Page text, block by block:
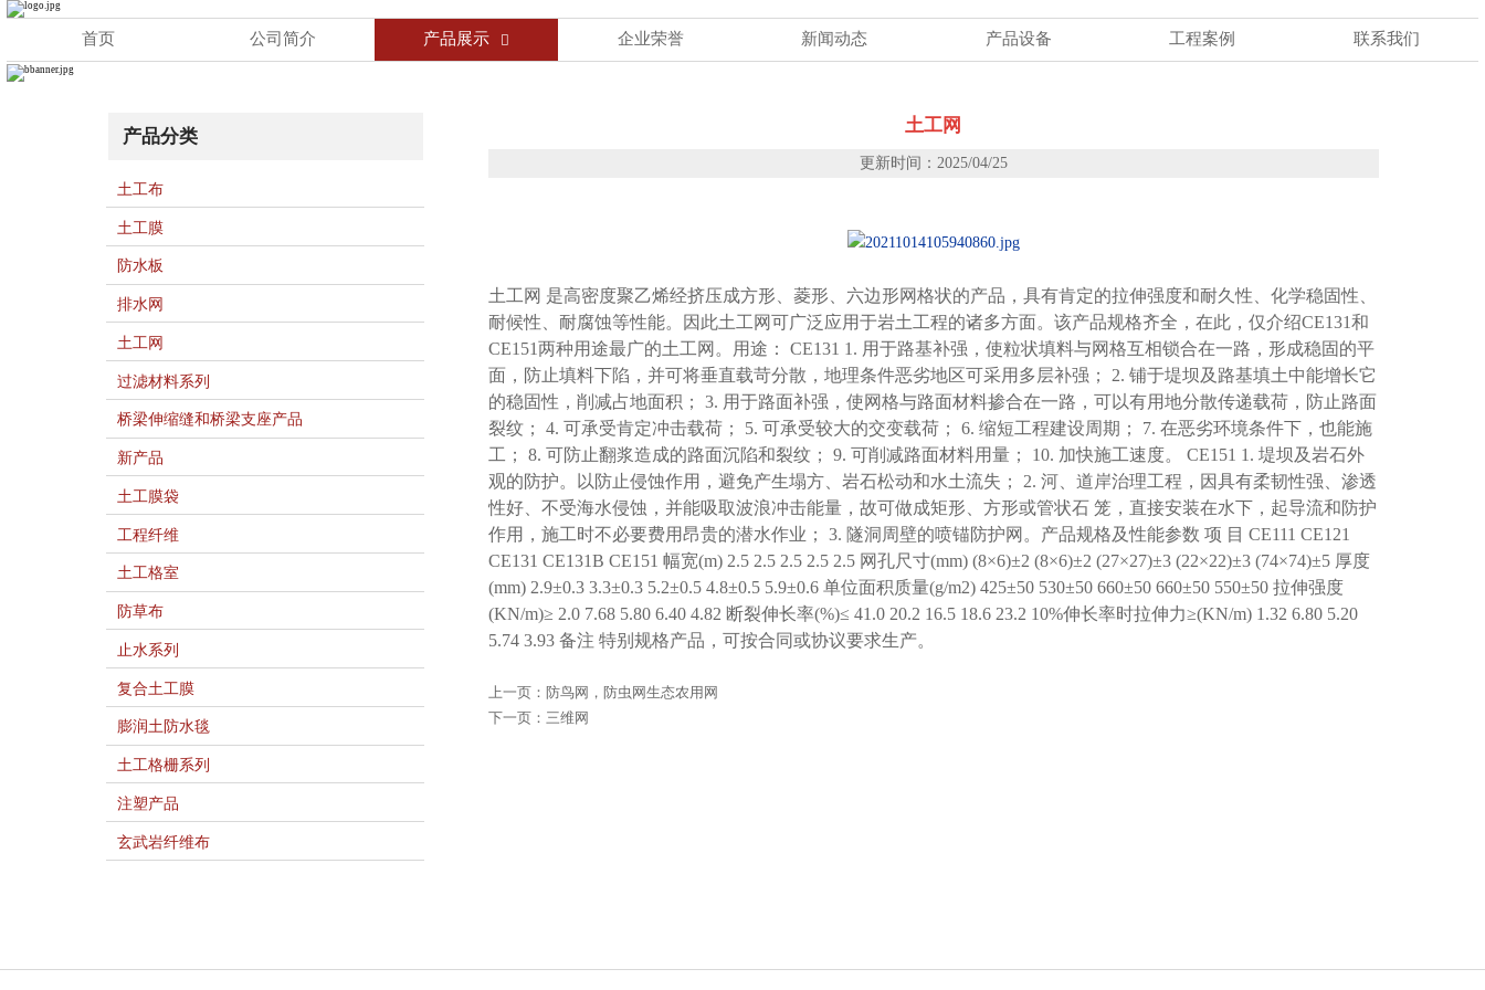
首页 公司简介 产品展示  企业荣誉 新闻动态 产品设备 工程案例 联系我们
产品详情 产品展示
产品分类
土工布
土工膜
防水板
排水网
土工网
过滤材料系列
桥梁伸缩缝和桥梁支座产品
新产品
土工膜袋
工程纤维
土工格室
防草布
止水系列
复合土工膜
膨润土防水毯
土工格栅系列
注塑产品
玄武岩纤维布
土工网
更新时间：2025/04/25
土工网 是高密度聚乙烯经挤压成方形、菱形、六边形网格状的产品，具有肯定的拉伸强度和耐久性、化学稳固性、
耐候性、耐腐蚀等性能。因此土工网可广泛应用于岩土工程的诸多方面。该产品规格齐全，在此，仅介绍CE131和
CE151两种用途最广的土工网。用途： CE131 1. 用于路基补强，使粒状填料与网格互相锁合在一路，形成稳固的平
面，防止填料下陷，并可将垂直载苛分散，地理条件恶劣地区可采用多层补强； 2. 铺于堤坝及路基填土中能增长它
的稳固性，削减占地面积； 3. 用于路面补强，使网格与路面材料掺合在一路，可以有用地分散传递载荷，防止路面
裂纹； 4. 可承受肯定冲击载荷； 5. 可承受较大的交变载荷； 6. 缩短工程建设周期； 7. 在恶劣环境条件下，也能施
工； 8. 可防止翻浆造成的路面沉陷和裂纹； 9. 可削减路面材料用量； 10. 加快施工速度。 CE151 1. 堤坝及岩石外
观的防护。以防止侵蚀作用，避免产生塌方、岩石松动和水土流失； 2. 河、道岸治理工程，因具有柔韧性强、渗透
性好、不受海水侵蚀，并能吸取波浪冲击能量，故可做成矩形、方形或管状石 笼，直接安装在水下，起导流和防护
作用，施工时不必要费用昂贵的潜水作业； 3. 隧洞周壁的喷锚防护网。产品规格及性能参数 项 目 CE111 CE121
CE131 CE131B CE151 幅宽(m) 2.5 2.5 2.5 2.5 2.5 网孔尺寸(mm) (8×6)±2 (8×6)±2 (27×27)±3 (22×22)±3 (74×74)±5 厚度
(mm) 2.9±0.3 3.3±0.3 5.2±0.5 4.8±0.5 5.9±0.6 单位面积质量(g/m2) 425±50 530±50 660±50 660±50 550±50 拉伸强度
(KN/m)≥ 2.0 7.68 5.80 6.40 4.82 断裂伸长率(%)≤ 41.0 20.2 16.5 18.6 23.2 10%伸长率时拉伸力≥(KN/m) 1.32 6.80 5.20
5.74 3.93 备注 特别规格产品，可按合同或协议要求生产。
上一页： 防鸟网，防虫网生态农用网
下一页： 三维网